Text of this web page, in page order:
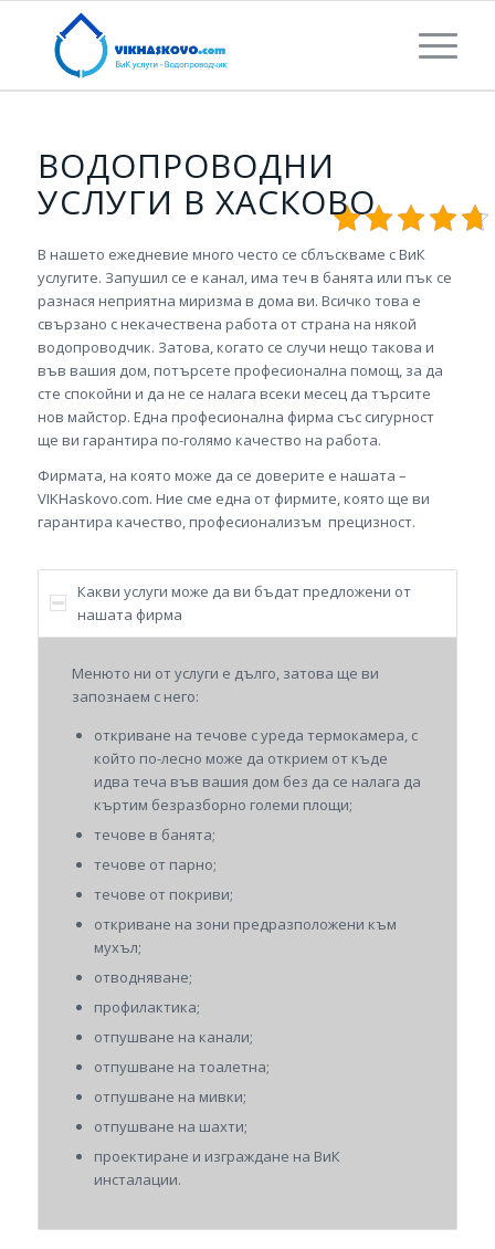
ВОДОПРОВОДНИ
УСЛУГИ В ХАСКОВО
В нашето ежедневие много често се сблъскваме с ВиК
услугите. Запушил се е канал, има теч в банята или пък се
разнася неприятна миризма в дома ви. Всичко това е
свързано с некачествена работа от страна на някой
водопроводчик. Затова, когато се случи нещо такова и
във вашия дом, потърсете професионална помощ, за да
сте спокойни и да не се налага всеки месец да търсите
нов майстор. Една професионална фирма със сигурност
ще ви гарантира по-голямо качество на работа.
Фирмата, на която може да се доверите е нашата –
VIKHaskovo.com. Ние сме една от фирмите, която ще ви
гарантира качество, професионализъм прецизност.
Какви услуги може да ви бъдат предложени от
нашата фирма
Менюто ни от услуги е дълго, затова ще ви
запознаем с него:
откриване на течове с уреда термокамера, с
който по-лесно може да открием от къде
идва теча във вашия дом без да се налага да
къртим безразборно големи площи;
течове в банята;
течове от парно;
течове от покриви;
откриване на зони предразположени към
мухъл;
отводняване;
профилактика;
отпушване на канали;
отпушване на тоалетна;
отпушване на мивки;
отпушване на шахти;
проектиране и изграждане на ВиК
инсталации.